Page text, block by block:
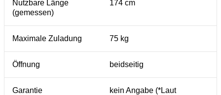
Nutzbare Länge
(gemessen)
174 cm
Maximale Zuladung 75 kg
Öffnung beidseitig
Garantie
kein Angabe (*Laut